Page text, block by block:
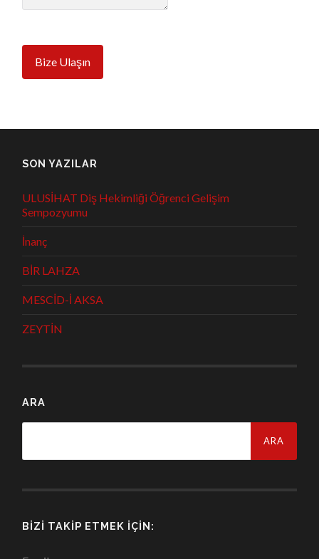
Bize Ulaşın
SON YAZILAR
ULUSİHAT Diş Hekimliği Öğrenci Gelişim
Sempozyumu
İnanç
BİR LAHZA
MESCİD-İ AKSA
ZEYTİN
ARA
BIZI TAKIP ETMEK İÇIN: